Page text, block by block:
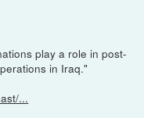
play a role in post-
in Iraq."
...